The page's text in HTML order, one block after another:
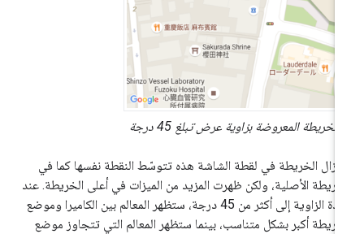
الخريطة المعروضة بزاوية عرض تبلغ 45 درجة
تزال الخريطة في لقطة الشاشة هذه تتوسّط النقطة نفسها كما في
الأصلية، ولكن ظهرت المزيد من الميزات في أعلى الخريطة. عند
زيادة الزاوية إلى أكثر من 45 درجة، ستظهر المعالم بين الكاميرا وموضع
أكبر بشكل متناسب، بينما ستظهر المعالم التي تتجاوز موضع